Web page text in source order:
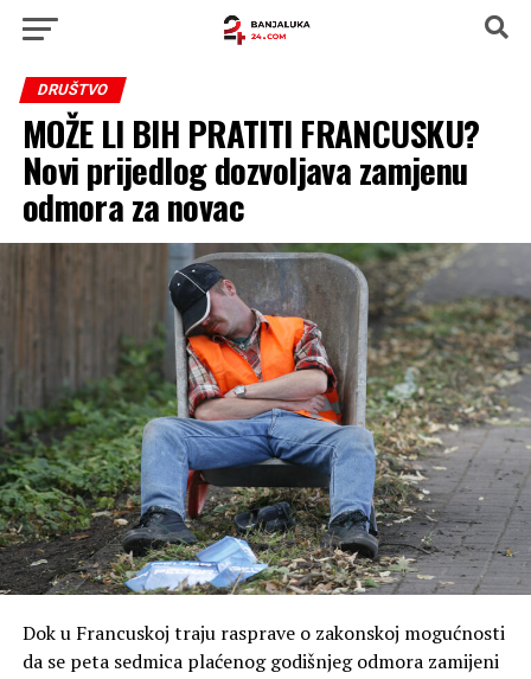
DRUŠTVO
MOŽE LI BIH PRATITI FRANCUSKU?
Novi prijedlog dozvoljava zamjenu
odmora za novac
Dok u Francuskoj traju rasprave o zakonskoj mogućnosti
da se peta sedmica plaćenog godišnjeg odmora zamijeni